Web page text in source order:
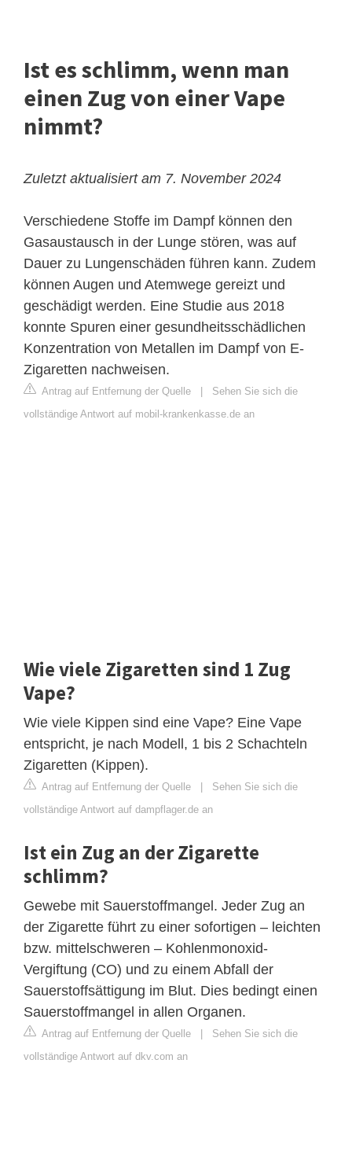
Ist es schlimm, wenn man
einen Zug von einer Vape
nimmt?
Zuletzt aktualisiert am 7. November 2024
Verschiedene Stoffe im Dampf können den
Gasaustausch in der Lunge stören, was auf
Dauer zu Lungenschäden führen kann. Zudem
können Augen und Atemwege gereizt und
geschädigt werden. Eine Studie aus 2018
konnte Spuren einer gesundheitsschädlichen
Konzentration von Metallen im Dampf von E-
Zigaretten nachweisen.
Antrag auf Entfernung der Quelle
Sehen Sie sich die
vollständige Antwort auf mobil-krankenkasse.de an
Wie viele Zigaretten sind 1 Zug
Vape?
Wie viele Kippen sind eine Vape? Eine Vape
entspricht, je nach Modell, 1 bis 2 Schachteln
Zigaretten (Kippen).
Antrag auf Entfernung der Quelle
Sehen Sie sich die
vollständige Antwort auf dampflager.de an
Ist ein Zug an der Zigarette
schlimm?
Gewebe mit Sauerstoffmangel. Jeder Zug an
der Zigarette führt zu einer sofortigen – leichten
bzw. mittelschweren – Kohlenmonoxid-
Vergiftung (CO) und zu einem Abfall der
Sauerstoffsättigung im Blut. Dies bedingt einen
Sauerstoffmangel in allen Organen.
Antrag auf Entfernung der Quelle
Sehen Sie sich die
vollständige Antwort auf dkv.com an